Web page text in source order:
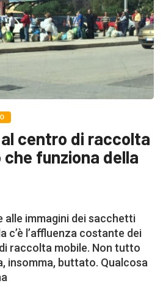
centro di raccolta
funziona della
immagini dei sacchetti
c’è l’affluenza costante dei
raccolta mobile. Non tutto
insomma, buttato. Qualcosa